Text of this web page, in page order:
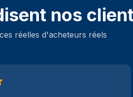
nos
réelles d'acheteurs réels